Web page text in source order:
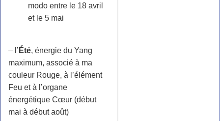
modo entre le 18 avril
et le 5 mai
– l’ Été, énergie du Yang
maximum, associé à ma
couleur Rouge, à l’élément
Feu et à l’organe
énergétique Cœur (début
mai à début août)